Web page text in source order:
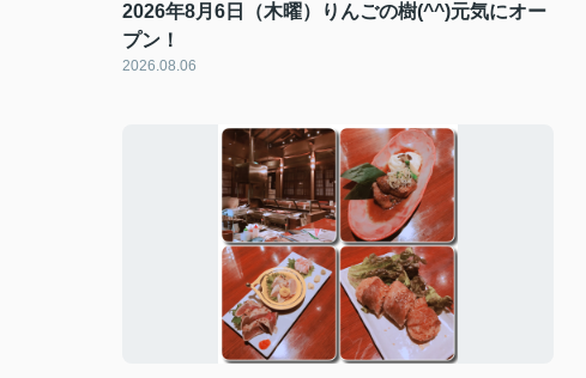
2026年8月6日（木曜）りんごの樹(^^)元気にオー
プン！
2026.08.06